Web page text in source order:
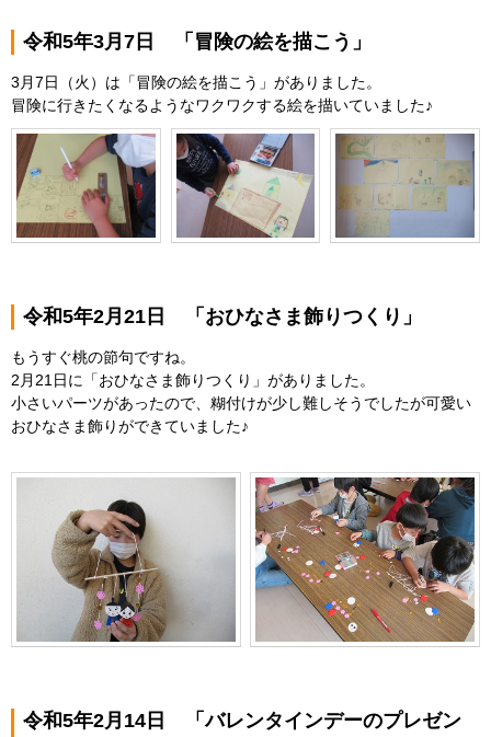
令和5年3月7日 「冒険の絵を描こう」
3月7日（火）は「冒険の絵を描こう」がありました。
冒険に行きたくなるようなワクワクする絵を描いていました♪
令和5年2月21日 「おひなさま飾りつくり」
もうすぐ桃の節句ですね。
2月21日に「おひなさま飾りつくり」がありました。
小さいパーツがあったので、糊付けが少し難しそうでしたが可愛い
おひなさま飾りができていました♪
令和5年2月14日 「バレンタインデーのプレゼン